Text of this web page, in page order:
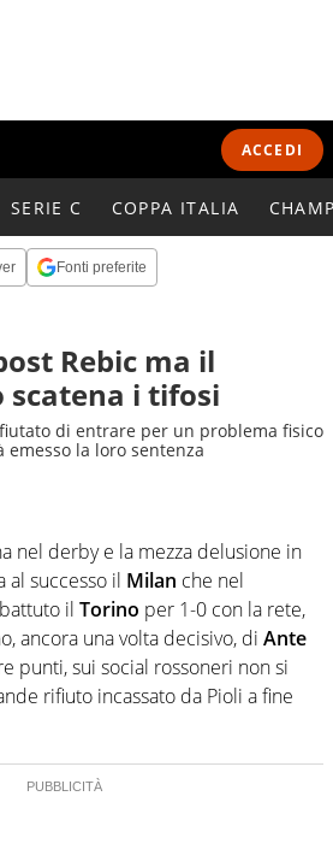
ACCEDI
SERIE C COPPA ITALIA
Fonti preferite
Rebic ma il
i tifosi
di entrare per un problema fisico
la loro sentenza
nel derby e la mezza delusione in
al successo il Milan che nel
il Torino per 1-0 con la rete,
ancora una volta decisivo, di Ante
punti, sui social rossoneri non si
rifiuto incassato da Pioli a fine